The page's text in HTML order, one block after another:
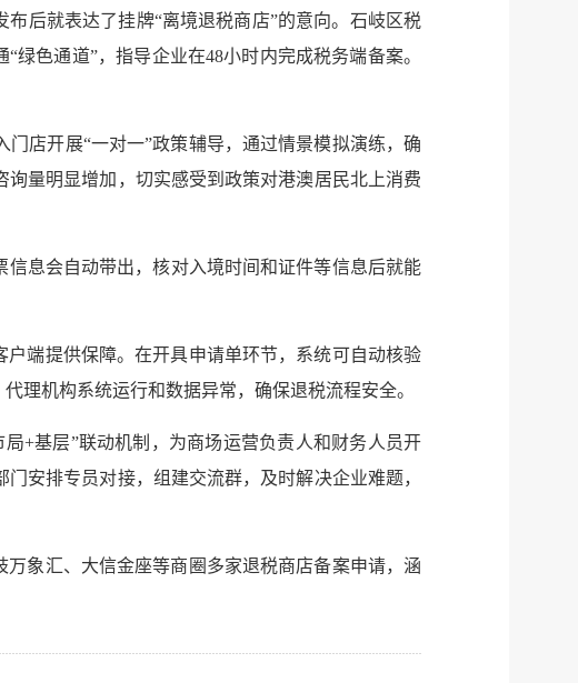
后就表达了挂牌“离境退税商店”的意向。石岐区税
绿色通道”，指导企业在48小时内完成税务端备案。
店开展“一对一”政策辅导，通过情景模拟演练，确
量明显增加，切实感受到政策对港澳居民北上消费
息会自动带出，核对入境时间和证件等信息后就能
端提供保障。在开具申请单环节，系统可自动核验
理机构系统运行和数据异常，确保退税流程安全。
+基层”联动机制，为商场运营负责人和财务人员开
安排专员对接，组建交流群，及时解决企业难题，
象汇、大信金座等商圈多家退税商店备案申请，涵